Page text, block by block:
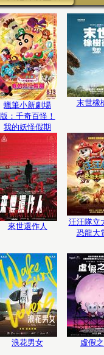
蠟筆小新劇場
版：千奇百怪！
我的妖怪假期
末世橡
來世還作人
汪汪隊立
恐龍大
浪花男女 虛假